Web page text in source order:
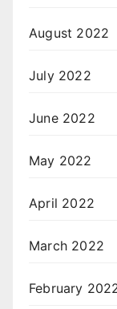
August 2022
July 2022
June 2022
May 2022
April 2022
March 2022
February